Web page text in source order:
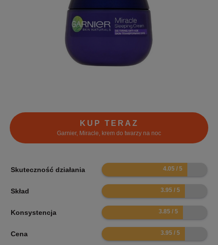
KUP TERAZ
Garnier, Miracle, krem do twarzy na noc
Skuteczność działania 8.1
Skład 7.9
Konsystencja 7.7
Cena 7.9